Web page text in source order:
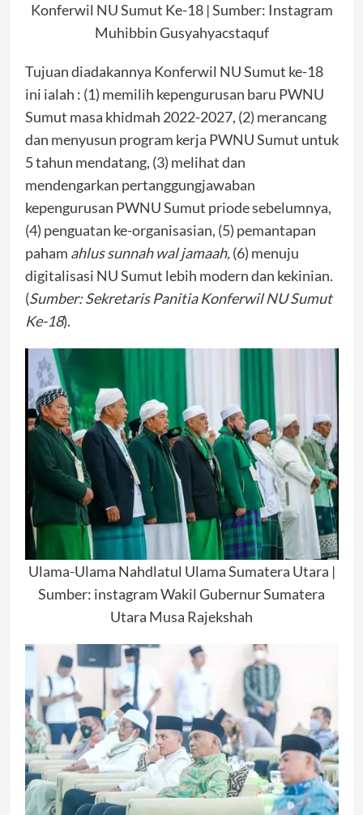
Konferwil NU Sumut Ke-18 | Sumber: Instagram
Muhibbin Gusyahyacstaquf
Tujuan diadakannya Konferwil NU Sumut ke-18
ini ialah : (1) memilih kepengurusan baru PWNU
Sumut masa khidmah 2022-2027, (2) merancang
dan menyusun program kerja PWNU Sumut untuk
5 tahun mendatang, (3) melihat dan
mendengarkan pertanggungjawaban
kepengurusan PWNU Sumut priode sebelumnya,
(4) penguatan ke-organisasian, (5) pemantapan
paham ahlus sunnah wal jamaah,(6) menuju
digitalisasi NU Sumut lebih modern dan kekinian.
(Sumber: Sekretaris Panitia Konferwil NU Sumut
Ke-18).
Ulama-Ulama Nahdlatul Ulama Sumatera Utara |
Sumber: instagram Wakil Gubernur Sumatera
Utara Musa Rajekshah